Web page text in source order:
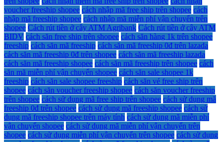
voucher freeship shopee cách nhập mã free ship trên shopee cách
nhập mã freeship shopee cách nhập mã miễn phí vận chuyển trên
shopee Cách rút tiền ở cây ATM Agribank Cách rút tiền ở cây ATM
BIDV cách săn free ship trên shopee cách săn hàng 1k trên shopee
freeship cách săn mã freeship cách săn mã freeship 0đ trên lazada
cách săn mã freeship 0đ trên shopee cách săn mã freeship lazada
cách săn mã freeship shopee cách săn mã freeship trên shopee cách
săn mã miễn phí vận chuyển shopee cách săn sale shopee 1k
freeship cách săn sale shopee freeship cách săn vé free ship trên
shopee cách săn voucher freeship shopee cách săn voucher freeship
trên shopee cách sử dụng mã free ship trên shopee cách sử dụng mã
freeship 0đ trên shopee cách sử dụng mã freeship shopee cách sử
dụng mã freeship shopee trên máy tính cách sử dụng mã miễn phí
vận chuyển shopee cách sử dụng mã miễn phí vận chuyển trên
shopee cách sử dụng miễn phí vận chuyển trên shopee cách sử dụng